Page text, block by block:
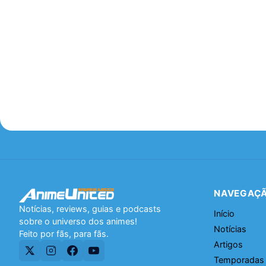
Notícias, reviews, guias e podcasts
sobre o universo dos animes!
Feito por fãs, para fãs.
Início
Notícias
Artigos
Temporadas